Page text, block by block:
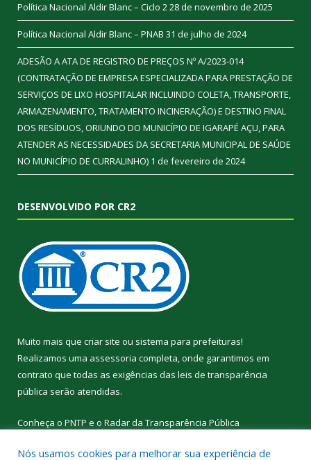
Política Nacional Aldir Blanc – Ciclo 228 de novembro de 2025
Política Nacional Aldir Blanc – PNAB 31 de julho de 2024
ADESÃO A ATA DE REGISTRO DE PREÇOS Nº A/2023-014
(CONTRATAÇÃO DE EMPRESA ESPECIALIZADA PARA PRESTAÇÃO DE
SERVIÇOS DE LIXO HOSPITALAR INCLUINDO COLETA, TRANSPORTE,
ARMAZENAMENTO, TRATAMENTO INCINERAÇÃO) E DESTINO FINAL
DOS RESÍDUOS, ORIUNDO DO MUNICÍPIO DE IGARAPÉ AÇU, PARA
ATENDER AS NECESSIDADES DA SECRETARIA MUNICIPAL DE SAÚDE
NO MUNICÍPIO DE CURRALINHO) 1 de fevereiro de 2024
DESENVOLVIDO POR CR2
Muito mais que criar site ou sistema para prefeituras!
Realizamos uma assessoria completa, onde garantimos em
contrato que todas as exigências das leis de transparência
pública serão atendidas.
Conheça o PNTP e o Radar da Transparência Pública
Nós usamos cookies para melhorar sua experiência de